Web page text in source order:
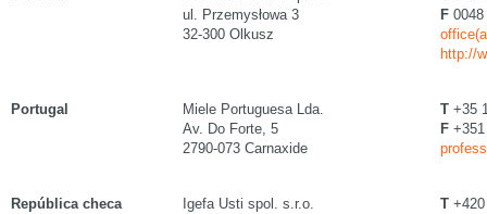
ul. Przemysłowa 3
32-300 Olkusz
F
http://
Portugal
Miele Portuguesa Lda.
Av. Do Forte, 5
2790-073 Carnaxide
T +35
F
República checa
Igefa Usti spol. s.r.o.
T